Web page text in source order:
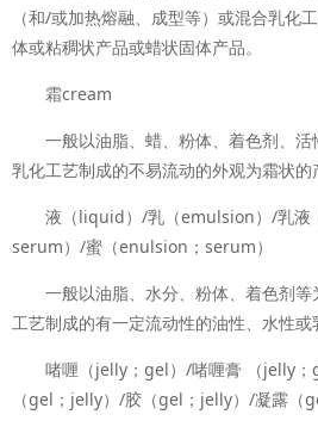
（和/或加热熔融、成型等）或混合乳化
体或粘稠状产品或蜡状固体产品。
霜cream
一般以油脂、蜡、粉体、着色剂、
乳化工艺制成的不易流动的外观为霜状的
液（liquid）/乳（emulsion）/乳液
serum）/蜜（enulsion；serum）
一般以油脂、水分、粉体、着色剂
工艺制成的有一定流动性的油性、水性或
啫喱（jelly；gel）/啫喱膏 （jelly
（gel；jelly）/胶（gel；jelly）/凝露（